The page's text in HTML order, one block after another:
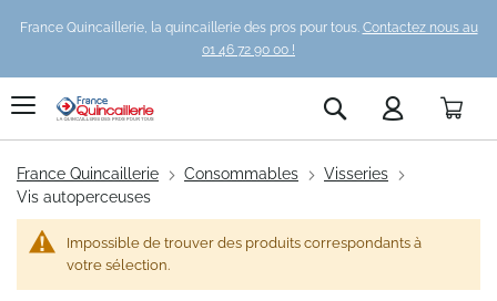
France Quincaillerie, la quincaillerie des pros pour tous. Contactez nous au
01 46 72 90 00 !
Rechercher
France Quincaillerie Consommables
Visseries
Vis autoperceuses
Impossible de trouver des produits correspondants à
votre sélection.